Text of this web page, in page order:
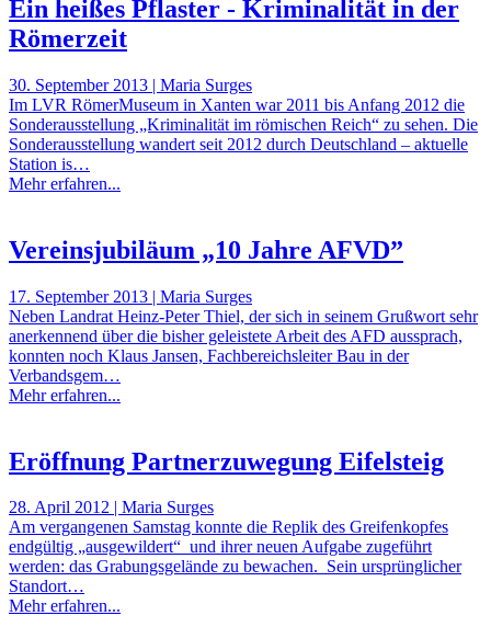
Ein heißes Pflaster - Kriminalität in der
Römerzeit
30. September 2013 | Maria Surges
Im LVR RömerMuseum in Xanten war 2011 bis Anfang 2012 die
Sonderausstellung „Kriminalität im römischen Reich“ zu sehen. Die
Sonderausstellung wandert seit 2012 durch Deutschland – aktuelle
Station is…
Mehr erfahren...
Vereinsjubiläum „10 Jahre AFVD”
17. September 2013 | Maria Surges
Neben Landrat Heinz-Peter Thiel, der sich in seinem Grußwort sehr
anerkennend über die bisher geleistete Arbeit des AFD aussprach,
konnten noch Klaus Jansen, Fachbereichsleiter Bau in der
Verbandsgem…
Mehr erfahren...
Eröffnung Partnerzuwegung Eifelsteig
28. April 2012 | Maria Surges
Am vergangenen Samstag konnte die Replik des Greifenkopfes
endgültig „ausgewildert“ und ihrer neuen Aufgabe zugeführt
werden: das Grabungsgelände zu bewachen. Sein ursprünglicher
Standort…
Mehr erfahren...